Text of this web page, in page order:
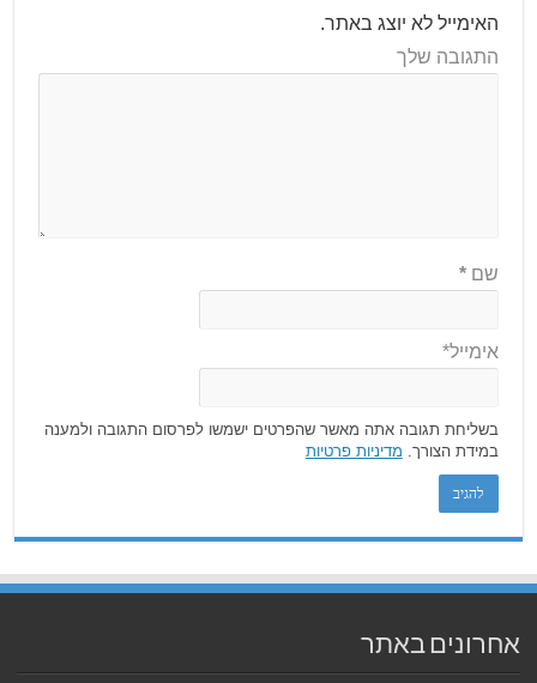
האימייל לא יוצג באתר.
התגובה שלך
שם*
אימייל*
בשליחת תגובה אתה מאשר שהפרטים ישמשו לפרסום התגובה ולמענה
במידת הצורך. מדיניות פרטיות
אחרונים באתר